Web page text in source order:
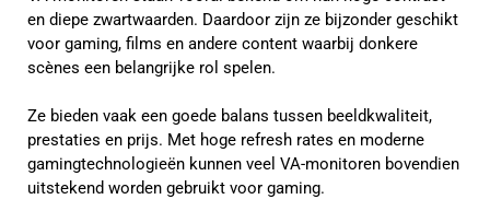
en diepe zwartwaarden. Daardoor zijn ze bijzonder geschikt
voor gaming, films en andere content waarbij donkere
scènes een belangrijke rol spelen.
Ze bieden vaak een goede balans tussen beeldkwaliteit,
prestaties en prijs. Met hoge refresh rates en moderne
gamingtechnologieën kunnen veel VA-monitoren bovendien
uitstekend worden gebruikt voor gaming.